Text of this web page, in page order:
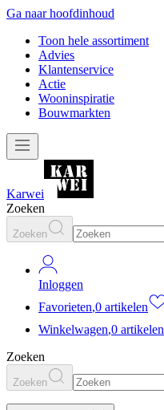
Ga naar hoofdinhoud
Toon hele assortiment
Advies
Klantenservice
Actie
Wooninspiratie
Bouwmarkten
Karwei
Zoeken
Zoeken
Inloggen
Favorieten,0 artikelen
Winkelwagen,0 artikelen
Zoeken
Zoeken